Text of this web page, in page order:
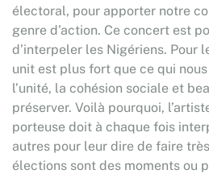
électoral, pour apporter notre
genre d’action. Ce concert est
d’interpeler les Nigériens. Pour
unit est plus fort que ce qui
l’unité, la cohésion sociale et
préserver. Voilà pourquoi,
porteuse doit à chaque fois
autres pour leur dire de faire
élections sont des moments ou